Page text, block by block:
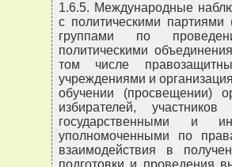
1.6.5. Международные
с политическими
группами по
политическими
том числе
учреждениями и
обучении (просвещении)
избирателей,
государственными и
уполномоченными по
взаимодействия в
подготовки и проведения